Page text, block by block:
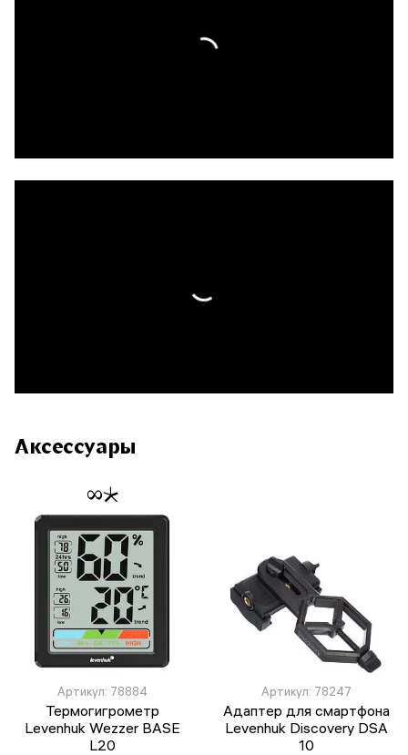
Аксессуары
Артикул: 78884
Термогигрометр
Levenhuk Wezzer BASE
L20
Артикул: 78247
Адаптер для смартфона
Levenhuk Discovery DSA
10